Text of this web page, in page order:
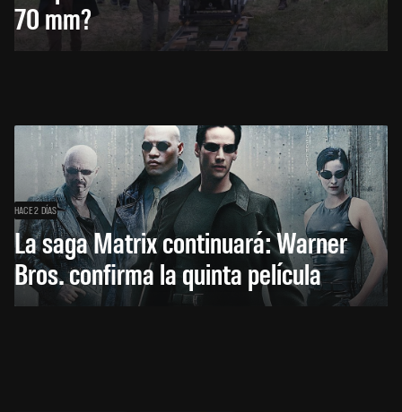
70 mm?
HACE 2 DÍAS
La saga Matrix continuará: Warner
Bros. confirma la quinta película